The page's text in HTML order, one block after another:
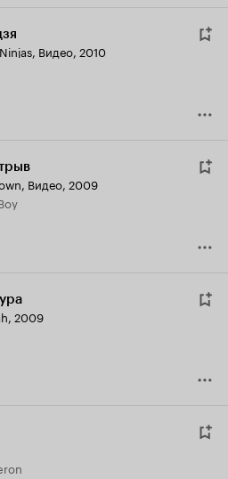
, Видео, 2010
, Видео, 2009
, 2009